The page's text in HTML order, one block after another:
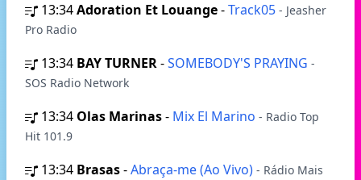
13:34Adoration Et Louange-Track05 - Jeasher
Pro Radio
13:34 BAY TURNER-SOMEBODY'S PRAYING -
SOS Radio Network
13:34 Olas Marinas- Mix El Marino - Radio Top
Hit 101.9
13:34 Brasas-Abraça-me (Ao Vivo) - Rádio Mais